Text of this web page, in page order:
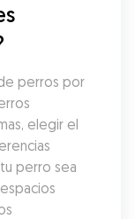
perros por
elegir el
perro sea